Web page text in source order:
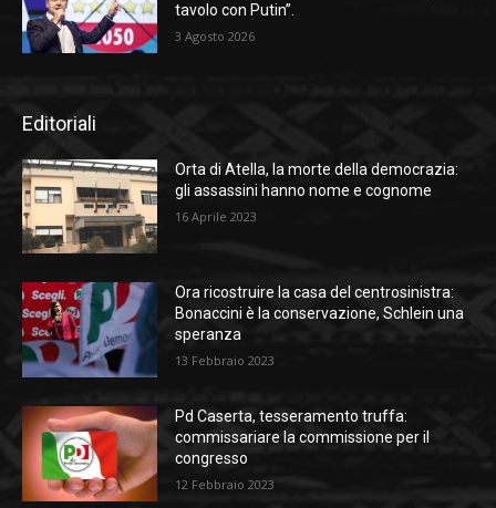
tavolo con Putin”.
3 Agosto 2026
Editoriali
Orta di Atella, la morte della democrazia:
gli assassini hanno nome e cognome
16 Aprile 2023
Ora ricostruire la casa del centrosinistra:
Bonaccini è la conservazione, Schlein una
speranza
13 Febbraio 2023
Pd Caserta, tesseramento truffa:
commissariare la commissione per il
congresso
12 Febbraio 2023